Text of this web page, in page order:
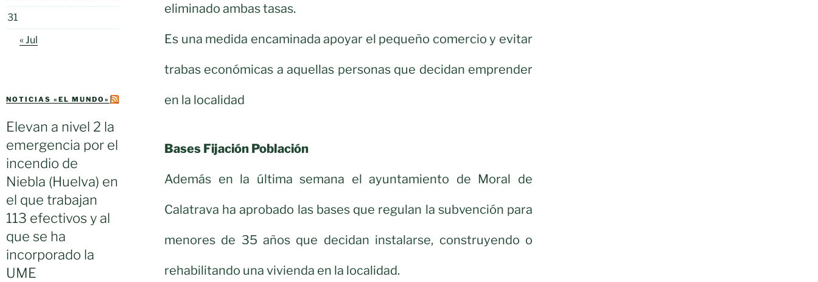
31
« Jul
NOTICIAS «EL MUNDO»
Elevan a nivel 2 la
emergencia por el
incendio de
Niebla (Huelva) en
el que trabajan
113 efectivos y al
que se ha
incorporado la
UME
eliminado ambas tasas.
Es una medida encaminada apoyar el pequeño comercio y evitar
trabas económicas a aquellas personas que decidan emprender
en la localidad
Bases Fijación Población
Además en la última semana el ayuntamiento de Moral de
Calatrava ha aprobado las bases que regulan la subvención para
menores de 35 años que decidan instalarse, construyendo o
rehabilitando una vivienda en la localidad.